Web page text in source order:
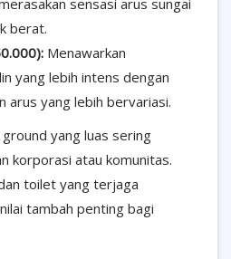
berat.
Menawarkan
yang lebih intens dengan
arus yang lebih bervariasi.
yang luas sering
korporasi atau komunitas.
toilet yang terjaga
tambah penting bagi